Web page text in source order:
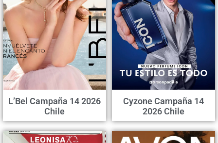
L’Bel Campaña 14 2026
Chile
Cyzone Campaña 14
2026 Chile